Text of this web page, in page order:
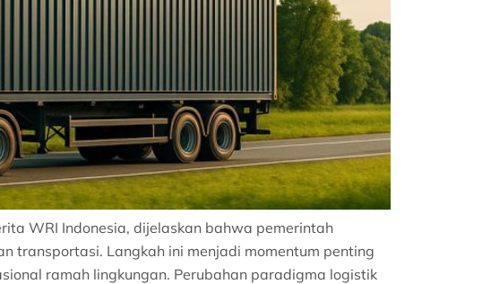
WRI Indonesia, dijelaskan bahwa pemerintah
transportasi. Langkah ini menjadi momentum penting
ramah lingkungan. Perubahan paradigma logistik